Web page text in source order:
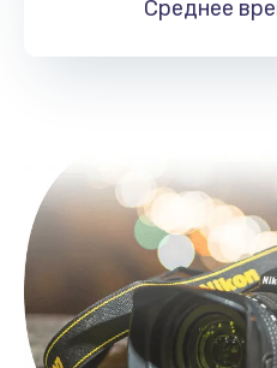
Среднее